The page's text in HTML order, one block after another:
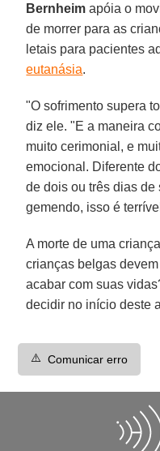
Bernheim apóia o
de morrer para as
letais para pacientes
eutanásia.
"O sofrimento supera
diz ele. "E a maneira
muito cerimonial, e
emocional. Diferente
de dois ou três dias de
gemendo, isso é
A morte de uma
crianças belgas
acabar com suas
decidir no início deste
⚠️ Comunicar erro